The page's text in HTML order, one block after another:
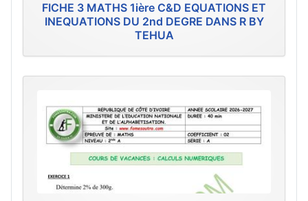
FICHE 3 MATHS 1ière C&D EQUATIONS ET
INEQUATIONS DU 2nd DEGRE DANS R BY
TEHUA